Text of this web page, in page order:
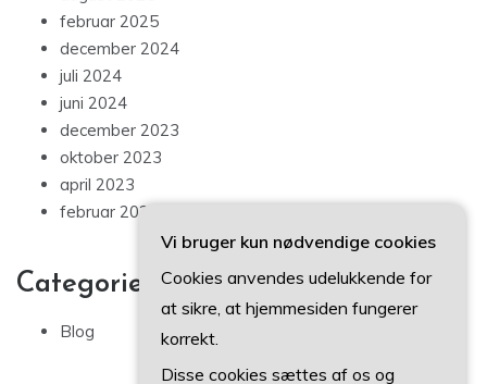
februar 2025
december 2024
juli 2024
juni 2024
december 2023
oktober 2023
april 2023
februar 2023
Categories
Blog
Vi bruger kun nødvendige cookies
Cookies anvendes udelukkende for
at sikre, at hjemmesiden fungerer
korrekt.
Disse cookies sættes af os og